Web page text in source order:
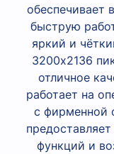
обеспечивает
быструю
яркий и
3200x2136
отличное
работает на
c фирменной
функций и